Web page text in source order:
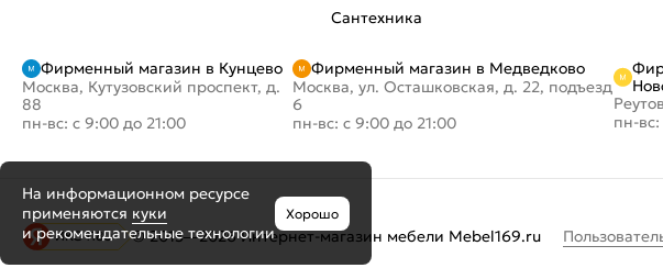
Сантехника
Фирменный магазин в Кунцево
Москва, Кутузовский проспект, д.
88
пн-вс: с 9:00 до 21:00
Фирменный магазин в Медведково
Москва, ул. Осташковская, д. 22, подъезд
6
пн-вс: с 9:00 до 21:00
пн-
ИКС 1180 © 2015—2026 Интернет-магазин мебели Mebel169.ru
На информационном ресурсе
применяются куки
и рекомендательные технологии
Хорошо